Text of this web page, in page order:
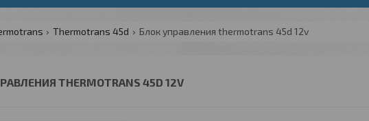
Thermotrans 45d Блок управления thermotrans 45d 12v
THERMOTRANS 45D 12V